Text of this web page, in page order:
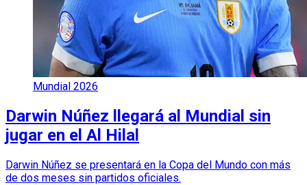
Mundial 2026
Darwin Núñez llegará al Mundial sin
jugar en el Al Hilal
Darwin Núñez se presentará en la Copa del Mundo con más
de dos meses sin partidos oficiales.